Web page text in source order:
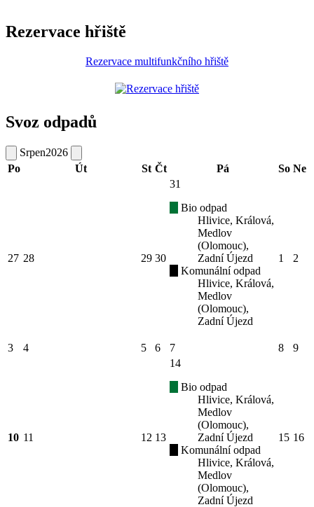
Rezervace hřiště
Rezervace multifunkčního hřiště
Svoz odpadů
Srpen2026
Po
Út St Čt Pá So Ne
27 28 29 30
31
Bio odpad
Hlivice, Králová,
Medlov
(Olomouc),
Zadní Újezd
Komunální odpad
Hlivice, Králová,
Medlov
(Olomouc),
Zadní Újezd
1 2
3 4 5 6 7 8 9
10 11 12 13
14
Bio odpad
Hlivice, Králová,
Medlov
(Olomouc),
Zadní Újezd
Komunální odpad
Hlivice, Králová,
Medlov
(Olomouc),
Zadní Újezd
15 16